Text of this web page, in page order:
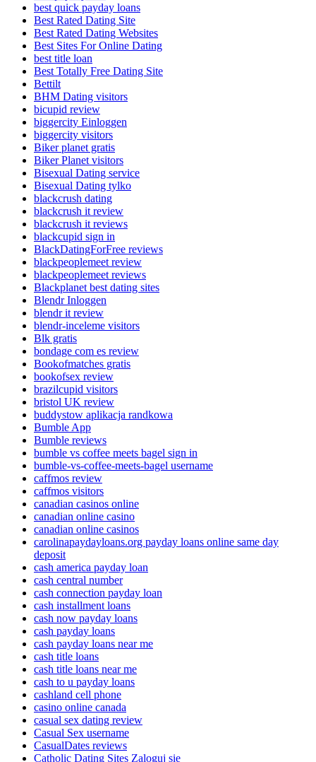
best quick payday loans
Best Rated Dating Site
Best Rated Dating Websites
Best Sites For Online Dating
best title loan
Best Totally Free Dating Site
Bettilt
BHM Dating visitors
bicupid review
biggercity Einloggen
biggercity visitors
Biker planet gratis
Biker Planet visitors
Bisexual Dating service
Bisexual Dating tylko
blackcrush dating
blackcrush it review
blackcrush it reviews
blackcupid sign in
BlackDatingForFree reviews
blackpeoplemeet review
blackpeoplemeet reviews
Blackplanet best dating sites
Blendr Inloggen
blendr it review
blendr-inceleme visitors
Blk gratis
bondage com es review
Bookofmatches gratis
bookofsex review
brazilcupid visitors
bristol UK review
buddystow aplikacja randkowa
Bumble App
Bumble reviews
bumble vs coffee meets bagel sign in
bumble-vs-coffee-meets-bagel username
caffmos review
caffmos visitors
canadian casinos online
canadian online casino
canadian online casinos
carolinapaydayloans.org payday loans online same day
deposit
cash america payday loan
cash central number
cash connection payday loan
cash installment loans
cash now payday loans
cash payday loans
cash payday loans near me
cash title loans
cash title loans near me
cash to u payday loans
cashland cell phone
casino online canada
casual sex dating review
Casual Sex username
CasualDates reviews
Catholic Dating Sites Zaloguj sie